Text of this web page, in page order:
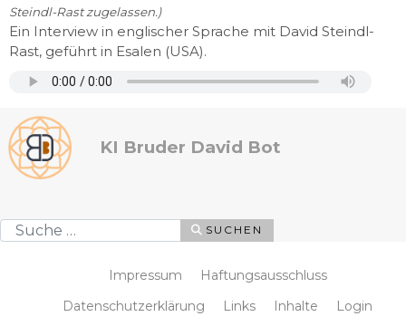
Steindl-Rast zugelassen.)
Ein Interview in englischer Sprache mit David Steindl-
Rast, geführt in Esalen (USA).
KI Bruder David Bot
Suchen SUCHEN
Impressum
Haftungsausschluss
Datenschutzerklärung
Links Inhalte
Login